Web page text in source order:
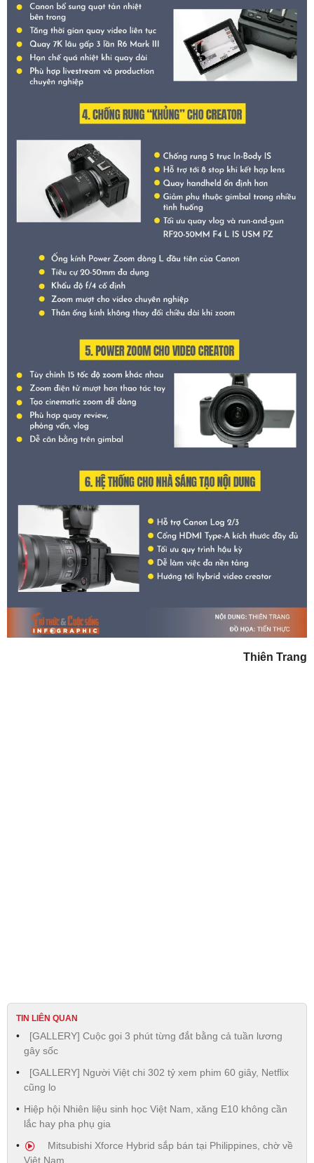
Thiên Trang
TIN LIÊN QUAN
[GALLERY] Cuộc gọi 3 phút từng đắt bằng cả tuần lương
gây sốc
[GALLERY] Người Việt chi 302 tỷ xem phim 60 giây, Netflix
cũng lo
Hiệp hội Nhiên liệu sinh học Việt Nam, xăng E10 không cần
lắc hay pha phụ gia
Mitsubishi Xforce Hybrid sắp bán tại Philippines, chờ về
Việt Nam